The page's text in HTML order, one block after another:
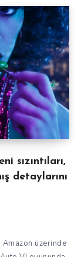
sızıntıları,
detaylarını
üzerinde